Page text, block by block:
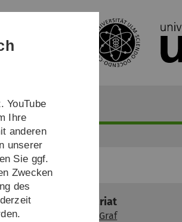
Kontakt
Sekretariat
Barbara Graf
YouTube
Ihre
anderen
unserer
Sie ggf.
Zwecken
des